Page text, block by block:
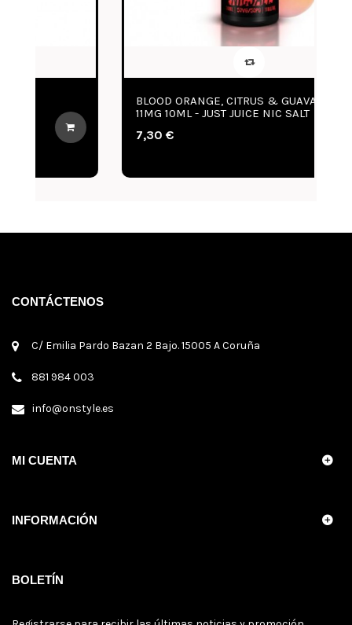
BLOOD ORANGE, CITRUS & GUAVA
11MG 10ML - JUST JUICE NIC SALT
7,30 €
CONTÁCTENOS
C/ Emilia Pardo Bazan 2 Bajo. 15005 A Coruña
881 984 003
info@onstyle.es
MI CUENTA
INFORMACIÓN
BOLETÍN